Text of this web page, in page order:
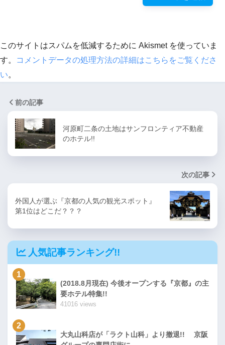
このサイトはスパムを低減するために Akismet を使っていま
す。
コメントデータの処理方法の詳細はこちらをご覧くださ
い。
前の記事
河原町二条の土地はサンフロンティア不動産
のホテル!!
次の記事
外国人が選ぶ『京都の人気の観光スポット』
第1位はどこだ？？？
人気記事ランキング!!
1
(2018.8月現在) 今後オープンする『京都』の主
要ホテル特集!!
41016 views
2
大丸山科店が「ラクト山科」より撤退!! 京阪